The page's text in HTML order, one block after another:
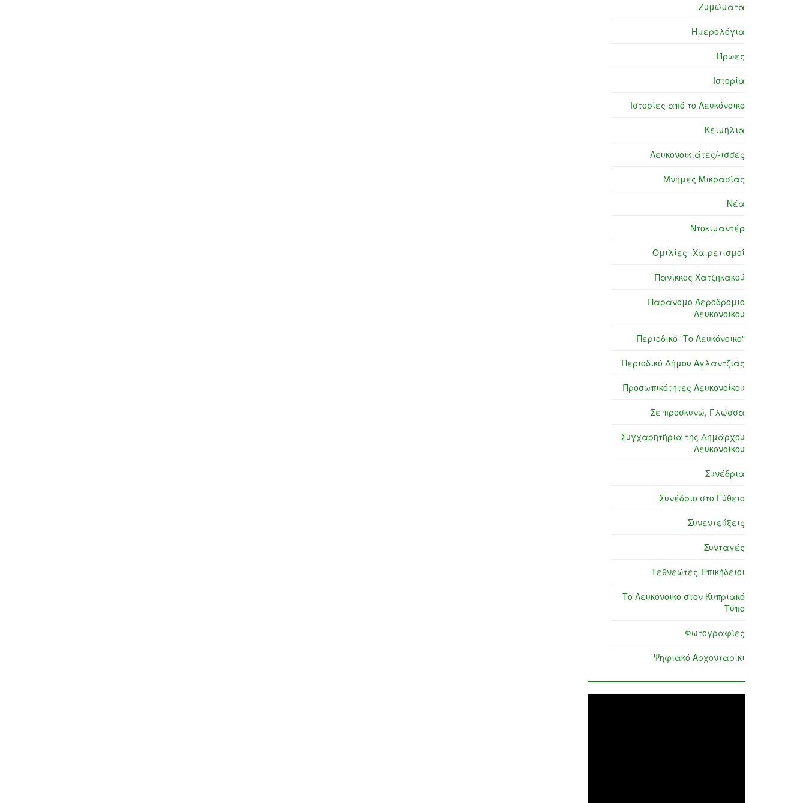
Ζυμώματα
Ημερολόγια
Ήρωες
Ιστορία
Ιστορίες από το Λευκόνοικο
Κειμήλια
Λευκονοικιάτες/-ισσες
Μνήμες Μικρασίας
Νέα
Ντοκιμαντέρ
Ομιλίες- Χαιρετισμοί
Πανίκκος Χατζηκακού
Παράνομο Αεροδρόμιο
Λευκονοίκου
Περιοδικό "Το Λευκόνοικο"
Περιοδικό Δήμου Αγλαντζιάς
Προσωπικότητες Λευκονοίκου
Σε προσκυνώ, Γλώσσα
Συγχαρητήρια της Δημάρχου
Λευκονοίκου
Συνέδρια
Συνέδριο στο Γύθειο
Συνεντεύξεις
Συνταγές
Τεθνεώτες-Επικήδειοι
Το Λευκόνοικο στον Κυπριακό
Τύπο
Φωτογραφίες
Ψηφιακό Αρχονταρίκι